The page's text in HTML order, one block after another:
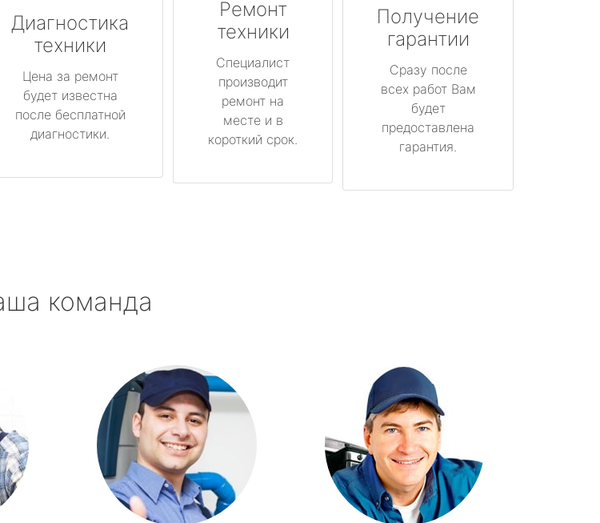
Диагностика
техники
Цена за ремонт
будет известна
после бесплатной
диагностики.
Ремонт
техники
Специалист
производит
ремонт на
месте и в
короткий срок.
Получение
гарантии
Сразу после
всех работ Вам
будет
предоставлена
гарантия.
команда